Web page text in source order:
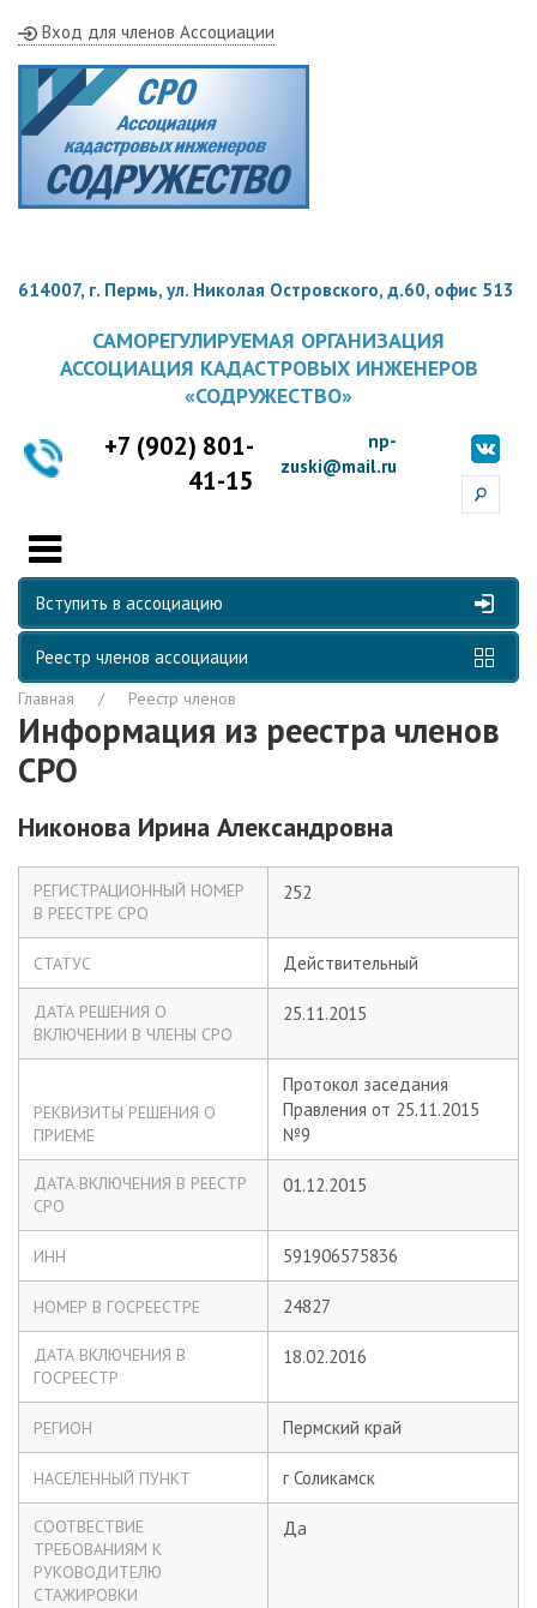
Вход для членов Ассоциации
614007, г. Пермь, ул. Николая Островского, д.60, офис 513
САМОРЕГУЛИРУЕМАЯ ОРГАНИЗАЦИЯ
АССОЦИАЦИЯ КАДАСТРОВЫХ ИНЖЕНЕРОВ
«СОДРУЖЕСТВО»
+7 (902) 801-
41-15
np-
zuski@mail.ru
Вступить в ассоциацию
Реестр членов ассоциации
Главная Реестр членов
Информация из реестра членов
СРО
Никонова Ирина Александровна
РЕГИСТРАЦИОННЫЙ НОМЕР
В РЕЕСТРЕ СРО
252
СТАТУС Действительный
ДАТА РЕШЕНИЯ О
ВКЛЮЧЕНИИ В ЧЛЕНЫ СРО
25.11.2015
РЕКВИЗИТЫ РЕШЕНИЯ О
ПРИЕМЕ
Протокол заседания
Правления от 25.11.2015
№9
ДАТА ВКЛЮЧЕНИЯ В РЕЕСТР
СРО
01.12.2015
ИНН 591906575836
НОМЕР В ГОСРЕЕСТРЕ 24827
ДАТА ВКЛЮЧЕНИЯ В
ГОСРЕЕСТР
18.02.2016
РЕГИОН Пермский край
НАСЕЛЕННЫЙ ПУНКТ г Соликамск
СООТВЕСТВИЕ
ТРЕБОВАНИЯМ К
РУКОВОДИТЕЛЮ
СТАЖИРОВКИ
Да